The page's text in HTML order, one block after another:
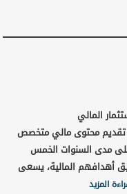
المالي
تقديم محتوى مالي متخصص
على مدى السنوات الخمس
أهدافهم المالية، يسعى
المزيد